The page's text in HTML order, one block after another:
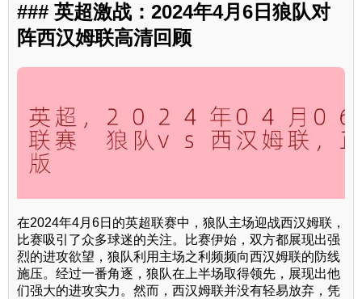
### 英超激战：2024年4月6日狼队对
阵西汉姆联高清回顾
在2024年4月6日的英超联赛中，狼队主场迎战西汉姆联，
比赛吸引了众多球迷的关注。比赛伊始，双方都展现出强
烈的进攻欲望，狼队利用主场之利频频向西汉姆联的防线
施压。经过一番角逐，狼队在上半场取得领先，展现出他
们强大的进攻实力。然而，西汉姆联并没有轻易放弃，凭